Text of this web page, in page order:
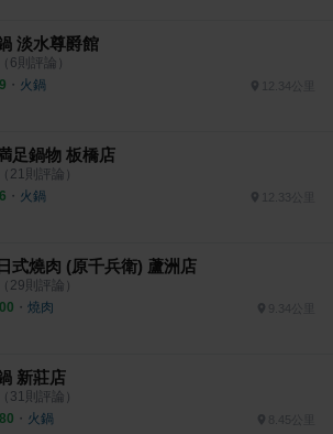
淡水尊爵館
（ 6則評論）
・ 火鍋 12.34公里
足鍋物 板橋店
（ 21則評論）
・ 火鍋
式燒肉 (原千兵衛) 蘆洲店
（ 29則評論）
・ 燒肉 9.34公里
新莊店
（ 31則評論）
・ 火鍋 8.45公里